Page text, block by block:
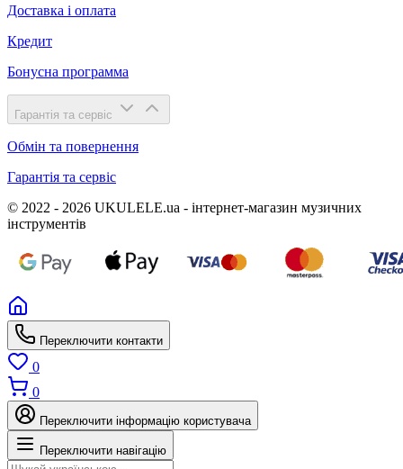
Доставка і оплата
Кредит
Бонусна программа
Гарантія та сервіс
Обмін та повернення
Гарантія та сервіс
© 2022 - 2026 UKULELE.ua - інтернет-магазин музичних
інструментів
Переключити контакти
0
0
Переключити інформацію користувача
Переключити навігацію